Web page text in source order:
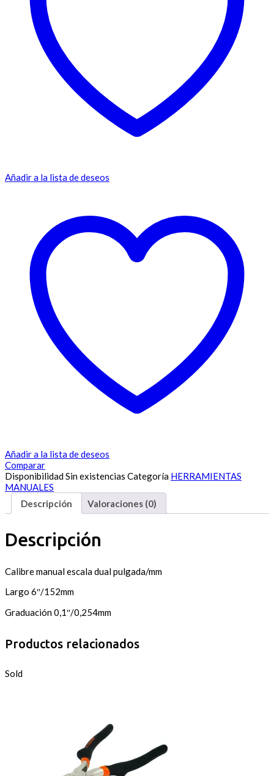
Añadir a la lista de deseos
Añadir a la lista de deseos
Comparar
DisponibilidadSin existencias Categoría HERRAMIENTAS
MANUALES
Descripción
Valoraciones (0)
Descripción
Calibre manual escala dual pulgada/mm
Largo 6″/152mm
Graduación 0,1″/0,254mm
Productos relacionados
Sold